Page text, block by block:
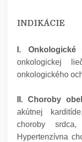
INDIKÁCIE
I. Onkologické
onkologickej
onkologického
II. Choroby
akútnej
choroby
Hypertenzívna